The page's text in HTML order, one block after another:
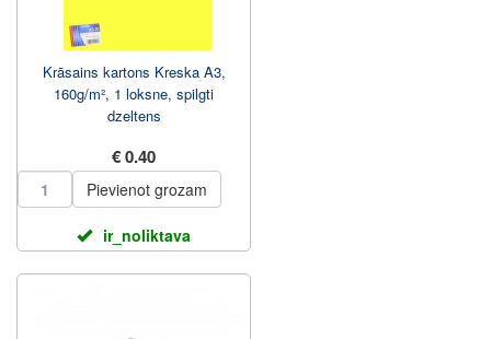
Krāsains kartons Kreska A3,
160g/m², 1 loksne, spilgti
dzeltens
€ 0.40
Pievienot grozam
ir_noliktava